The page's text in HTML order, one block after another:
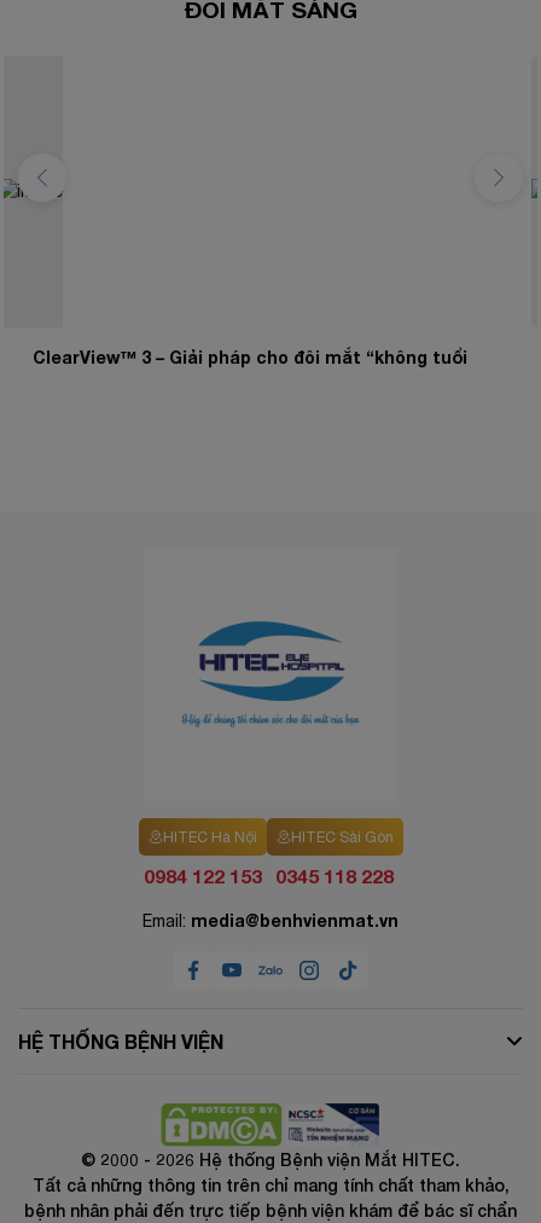
ĐÔI MẮT SÁNG
Lenstec ClearView 3: Khẳng định tầm nhìn hoàn hảo tại
HITEC Hà Nội
0984 122 153
HITEC Sài Gòn
0345 118 228
Email: media@benhvienmat.vn
HỆ THỐNG BỆNH VIỆN
© 2000 - 2026 Hệ thống Bệnh viện Mắt HITEC.
Tất cả những thông tin trên chỉ mang tính chất tham khảo,
bệnh nhân phải đến trực tiếp bệnh viện khám để bác sĩ chẩn